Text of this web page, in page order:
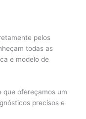
pelos
todas as
e modelo de
que ofereçamos um
precisos e